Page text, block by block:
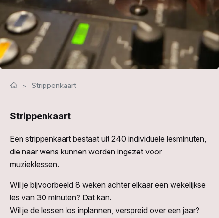
Strippenkaart
Strippenkaart
Een strippenkaart bestaat uit 240 individuele lesminuten,
die naar wens kunnen worden ingezet voor
muzieklessen.
Wil je bijvoorbeeld 8 weken achter elkaar een wekelijkse
les van 30 minuten? Dat kan.
Wil je de lessen los inplannen, verspreid over een jaar?